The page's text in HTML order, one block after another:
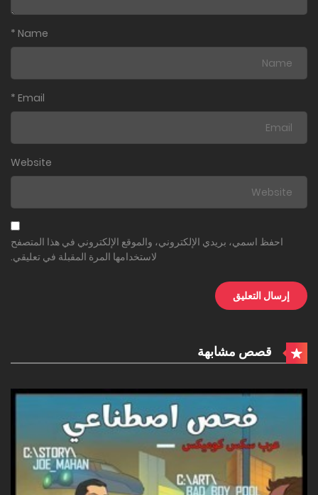
Name
*
Email
*
Website
احفظ اسمي، بريدي الإلكتروني، والموقع الإلكتروني في هذا المتصفح
لاستخدامها المرة المقبلة في تعليقي.
قصص مشابهة